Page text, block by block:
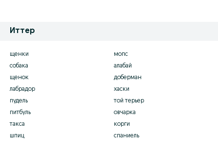
Иттер
щенки
собака
щенок
лабрадор
пудель
питбуль
такса
шпиц
мопс
алабай
доберман
хаски
той терьер
овчарка
корги
спаниель